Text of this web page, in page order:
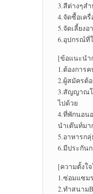
3.สีต่างๆส
4.จัดซื้อเค
5.จัดเลี้ยง
6.อุปกรณ์ที่
[ข้อแนะนำ
1.ต้องการ
2.ผู้สมัครต้
3.สัญญาณโ
ไปด้วย
4.ที่พักนอน
นำเต๊นท์ม
5.อาหารก
6.มีประกัน
[ความตั้งใ
1.ซ่อมแซม
2.ทำสนาม